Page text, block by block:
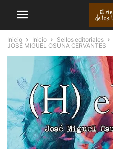
Inicio Inicio Sellos editoriales
JOSÉ MIGUEL OSUNA CERVANTES